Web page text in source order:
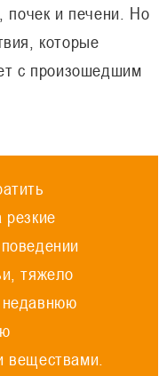
почек и печени. Но
которые
с произошедшим
тяжело
веществами.